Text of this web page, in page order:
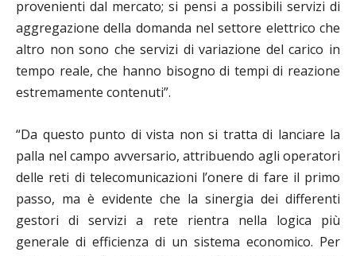
provenienti dal mercato; si pensi a possibili servizi di
aggregazione della domanda nel settore elettrico che
altro non sono che servizi di variazione del carico in
tempo reale, che hanno bisogno di tempi di reazione
estremamente contenuti”.
“Da questo punto di vista non si tratta di lanciare la
palla nel campo avversario, attribuendo agli operatori
delle reti di telecomunicazioni l’onere di fare il primo
passo, ma è evidente che la sinergia dei differenti
gestori di servizi a rete rientra nella logica più
generale di efficienza di un sistema economico. Per